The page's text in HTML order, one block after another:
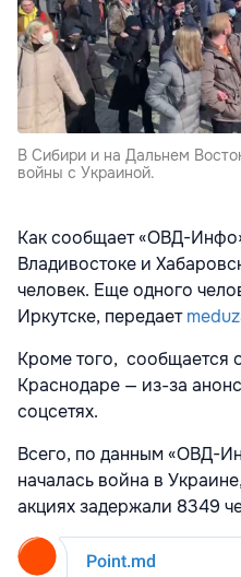
В Сибири и на Дальнем
войны с Украиной.
Как сообщает«ОВД-
Владивостоке и
человек. Еще одного
Иркутске, передает
Кроме того, сообщается
Краснодаре — из-за
соцсетях.
Всего, по данным «ОВД-
началась война в
акциях задержали 8349